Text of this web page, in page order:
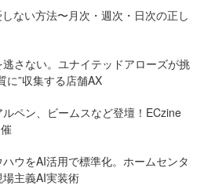
ない方法〜月次・週次・日次の正し
逃さない。ユナイテッドアローズが挑
に”収集する店舗AX
ルペン、ビームスなど登壇！ECzine
ウをAI活用で標準化。ホームセンタ
主義AI実装術